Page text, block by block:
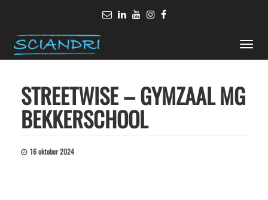
Toggle
STREETWISE – GYMZAAL MG
BEKKERSCHOOL
16 oktober 2024